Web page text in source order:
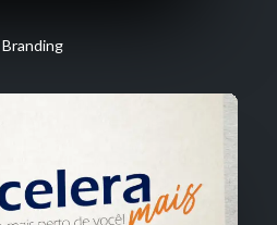
Branding